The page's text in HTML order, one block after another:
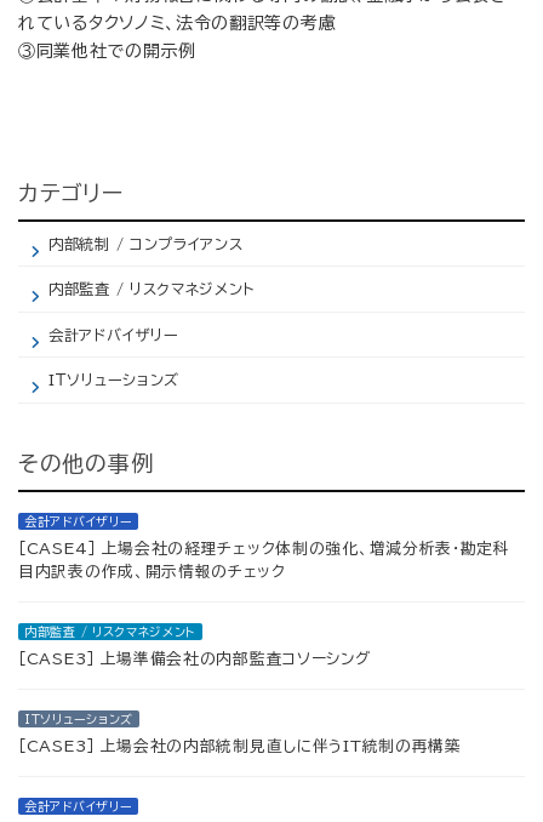
れているタクソノミ、法令の翻訳等の考慮
③同業他社での開示例
カテゴリー
内部統制 / コンプライアンス
内部監査 / リスクマネジメント
会計アドバイザリー
IＴソリューションズ
その他の事例
会計アドバイザリー
［CASE4］ 上場会社の経理チェック体制の強化、増減分析表・勘定科
目内訳表の作成、開示情報のチェック
内部監査 / リスクマネジメント
［CASE3］ 上場準備会社の内部監査コソーシング
IＴソリューションズ
［CASE3］ 上場会社の内部統制見直しに伴うIT統制の再構築
会計アドバイザリー